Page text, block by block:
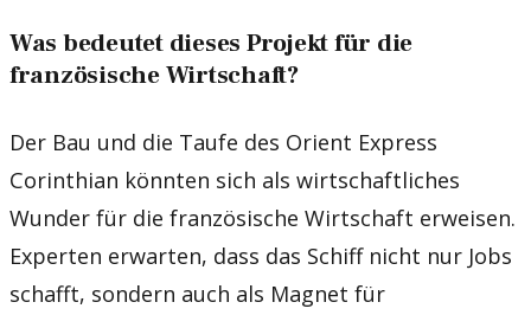
Was bedeutet dieses Projekt für die
französische Wirtschaft?
Der Bau und die Taufe des Orient Express
Corinthian könnten sich als wirtschaftliches
Wunder für die französische Wirtschaft erweisen.
Experten erwarten, dass das Schiff nicht nur Jobs
schafft, sondern auch als Magnet für